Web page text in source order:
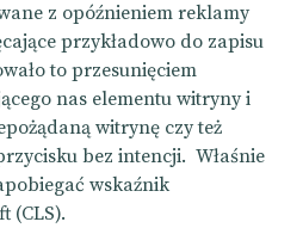
z opóźnieniem reklamy
przykładowo do zapisu
to przesunięciem
nas elementu witryny i
witrynę czy też
bez intencji. Właśnie
wskaźnik
(CLS).